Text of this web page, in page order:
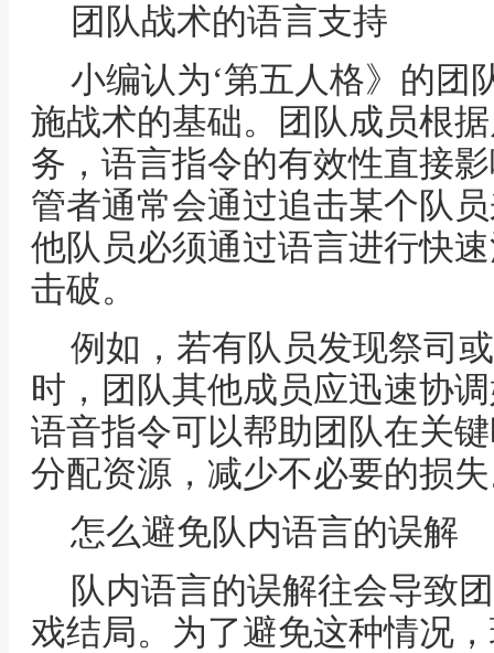
团队战术的语言支持
小编认为‘第五人格》的团
施战术的基础。团队成员根
务，语言指令的有效性直接
管者通常会通过追击某个队
他队员必须通过语言进行快
击破。
例如，若有队员发现祭司
时，团队其他成员应迅速协
语音指令可以帮助团队在关
分配资源，减少不必要的损
怎么避免队内语言的误解
队内语言的误解往会导致
戏结局。为了避免这种情况